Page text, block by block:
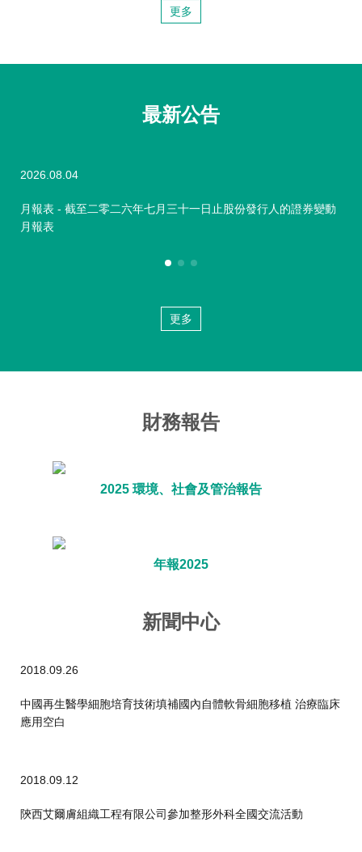
更多
最新公告
2026.08.04
月報表 - 截至二零二六年七月三十一日止股份發行人的證券變動
月報表
更多
財務報告
2025 環境、社會及管治報告
年報2025
新聞中心
2018.09.26
中國再生醫學細胞培育技術填補國內自體軟骨細胞移植 治療臨床
應用空白
2018.09.12
陝西艾爾膚組織工程有限公司參加整形外科全國交流活動